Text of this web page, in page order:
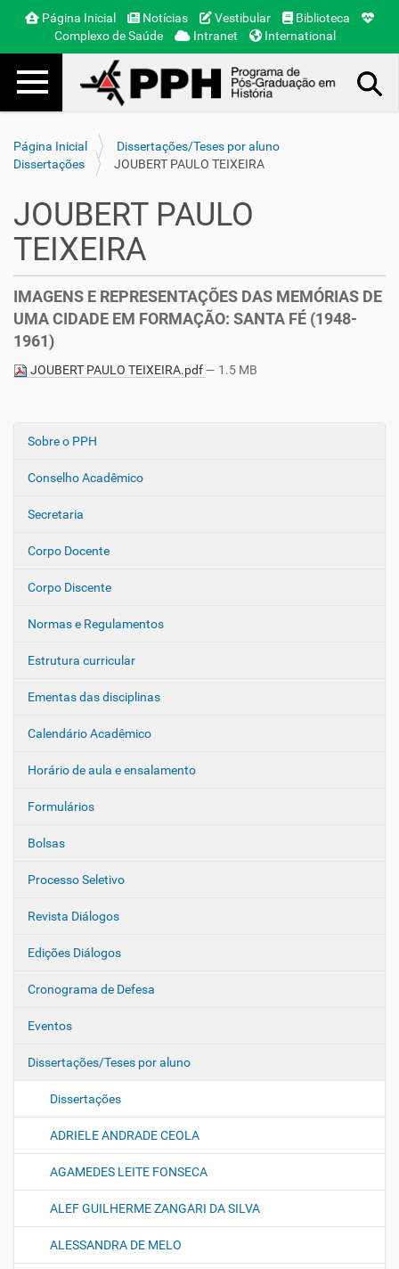
Página Inicial Notícias Vestibular
Biblioteca
Complexo de Saúde
Intranet International
Toggle navigation
Página Inicial
Dissertações/Teses por aluno
Dissertações
JOUBERT PAULO TEIXEIRA
N
e
a
ç
o
Sobre o PPH
Conselho Acadêmico
Secretaria
Corpo Docente
Corpo Discente
Normas e Regulamentos
Estrutura curricular
Ementas das disciplinas
Calendário Acadêmico
Horário de aula e ensalamento
Formulários
Bolsas
Processo Seletivo
Revista Diálogos
Edições Diálogos
Cronograma de Defesa
Eventos
Dissertações/Teses por aluno
Dissertações
ADRIELE ANDRADE CEOLA
AGAMEDES LEITE FONSECA
ALEF GUILHERME ZANGARI DA SILVA
ALESSANDRA DE MELO
JOUBERT PAULO
TEIXEIRA
IMAGENS E REPRESENTAÇÕES DAS MEMÓRIAS DE
UMA CIDADE EM FORMAÇÃO: SANTA FÉ (1948-
1961)
JOUBERT PAULO TEIXEIRA.pdf— 1.5 MB